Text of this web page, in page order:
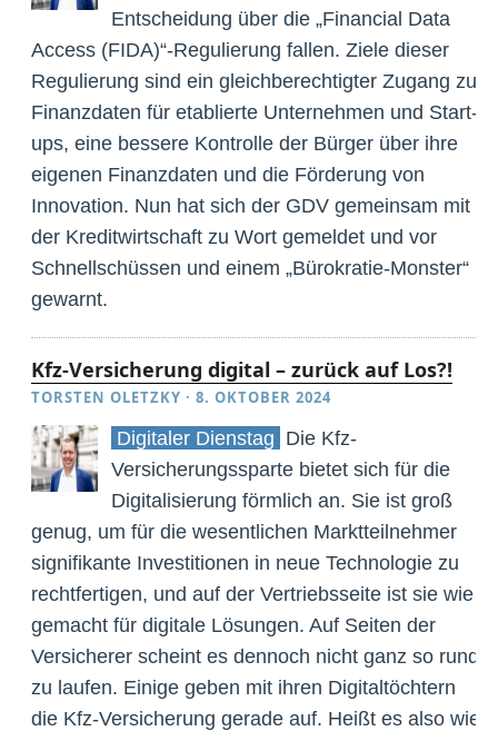
Entscheidung über die „Financial Data
Access (FIDA)“-Regulierung fallen. Ziele dieser
Regulierung sind ein gleichberechtigter Zugang zu
Finanzdaten für etablierte Unternehmen und Start-
ups, eine bessere Kontrolle der Bürger über ihre
eigenen Finanzdaten und die Förderung von
Innovation. Nun hat sich der GDV gemeinsam mit
der Kreditwirtschaft zu Wort gemeldet und vor
Schnellschüssen und einem „Bürokratie-Monster“
gewarnt.
Kfz-Versicherung digital – zurück auf Los?!
TORSTEN OLETZKY ·8. OKTOBER 2024
Digitaler Dienstag Die Kfz-
Versicherungssparte bietet sich für die
Digitalisierung förmlich an. Sie ist groß
genug, um für die wesentlichen Marktteilnehmer
signifikante Investitionen in neue Technologie zu
rechtfertigen, und auf der Vertriebsseite ist sie wie
gemacht für digitale Lösungen. Auf Seiten der
Versicherer scheint es dennoch nicht ganz so rund
zu laufen. Einige geben mit ihren Digitaltöchtern
die Kfz-Versicherung gerade auf. Heißt es also wie